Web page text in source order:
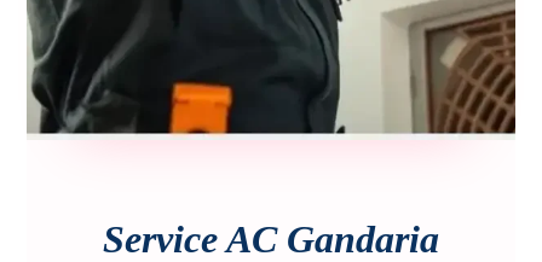
Service AC Gandaria